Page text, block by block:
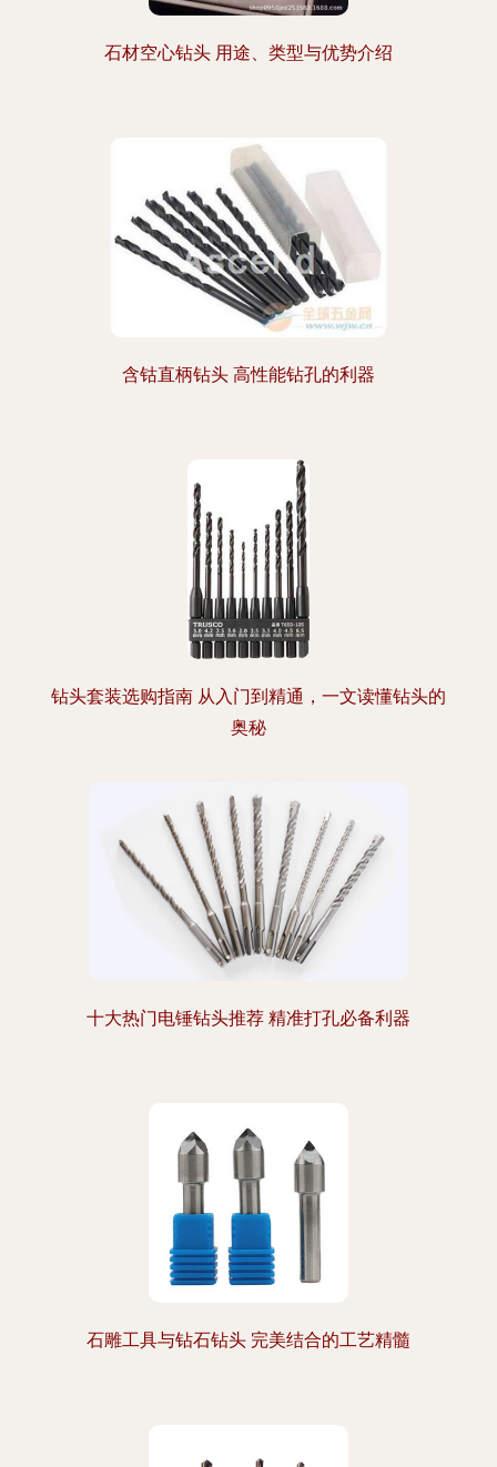
石材空心钻头 用途、类型与优势介绍
含钴直柄钻头 高性能钻孔的利器
钻头套装选购指南 从入门到精通，一文读懂钻头的
奥秘
十大热门电锤钻头推荐 精准打孔必备利器
石雕工具与钻石钻头 完美结合的工艺精髓